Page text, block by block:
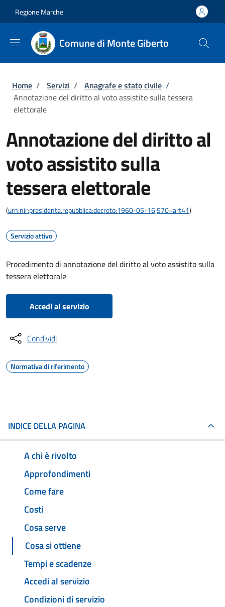
Regione Marche
Comune di Monte Giberto
Briciole di pane
Home / Servizi / Anagrafe e stato civile /
Annotazione del diritto al voto assistito sulla tessera
elettorale
Annotazione del diritto al
voto assistito sulla
tessera elettorale
(urn:nir:presidente.repubblica:decreto:1960-05-16;570~art41)
Servizio attivo
Procedimento di annotazione del diritto al voto assistito sulla
tessera elettorale
Accedi al servizio
Condividi
Normativa di riferimento
INDICE DELLA PAGINA
A chi è rivolto
Approfondimenti
Come fare
Costi
Cosa serve
Cosa si ottiene
Tempi e scadenze
Accedi al servizio
Condizioni di servizio